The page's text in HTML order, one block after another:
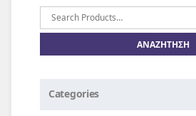
Αναζήτηση
για:
Categories